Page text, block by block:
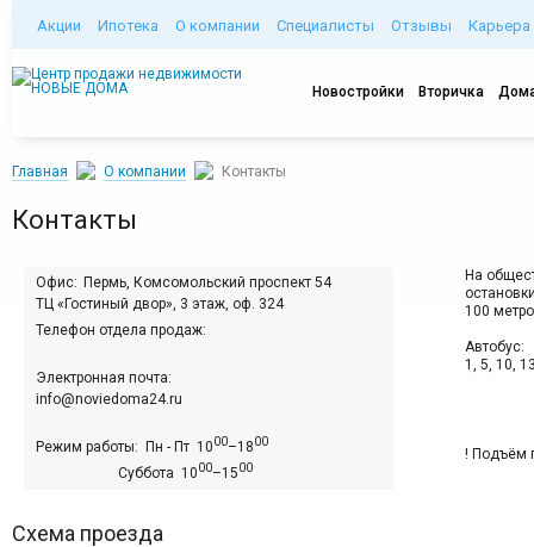
Акции Ипотека О компании Специалисты Отзывы Карьера
Новостройки Вторичка
Главная О компании Контакты
Контакты
Офис: Пермь, Комсомольский проспект 54
ТЦ «Гостиный двор», 3 этаж, оф. 324
Телефон отдела продаж:
Электронная почта:
info@noviedoma24.ru
Режим работы: Пн - Пт 1000–1800
Суббота 1000–1500
На
100
Автобус:
1, 5, 10,
! Подъём
Схема проезда